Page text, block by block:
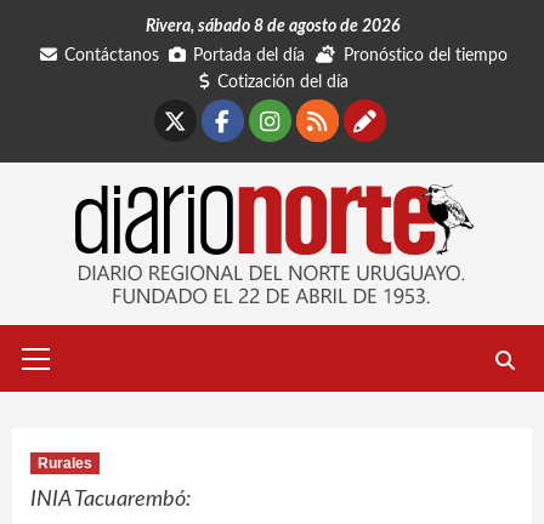
Rivera, sábado 8 de agosto de 2026
Contáctanos
Portada del día
Pronóstico del tiempo
Cotización del día
Facebook
Instagram
RSSContáctanos
primario
Rurales
INIA Tacuarembó: